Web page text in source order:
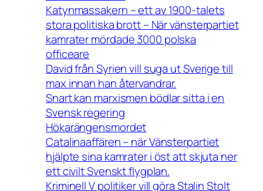
Katynmassakern – ett av 1900-talets
stora politiska brott – När vänsterpartiet
kamrater mördade 3000 polska
officeare
David från Syrien vill suga ut Sverige till
max innan han återvandrar.
Snart kan marxismen bödlar sitta i en
Svensk regering
Hökarängensmordet
Catalinaaffären – när Vänsterpartiet
hjälpte sina kamrater i öst att skjuta ner
ett civilt Svenskt flygplan.
Kriminell V politiker vill göra Stalin Stolt